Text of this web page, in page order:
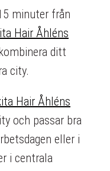
minuter från
Hair Åhléns
ditt
city.
Hair Åhléns
och passar bra
eller i
i centrala